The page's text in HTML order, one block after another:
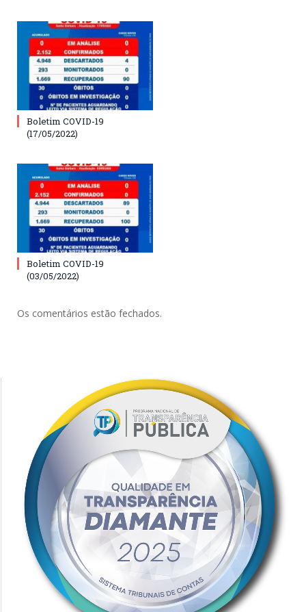
Boletim COVID-19
(17/05/2022)
Boletim COVID-19
(03/05/2022)
Os comentários estão fechados.